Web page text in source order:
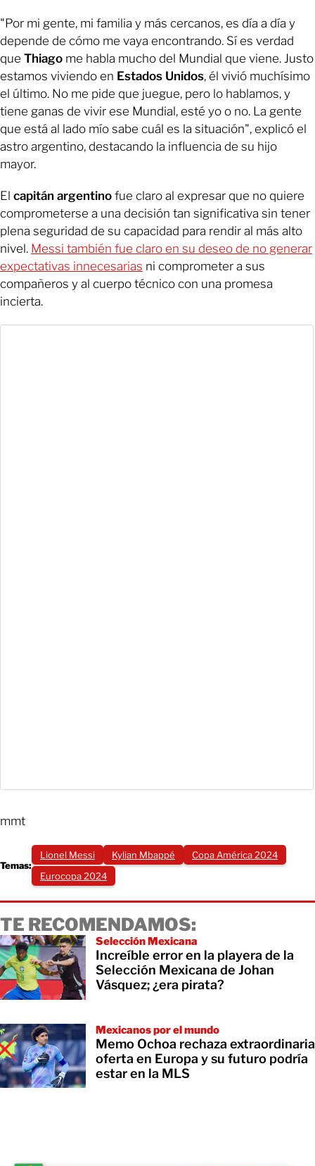
"Por mi gente, mi familia y más cercanos, es día a día y
depende de cómo me vaya encontrando. Sí es verdad
que Thiago me habla mucho del Mundial que viene. Justo
estamos viviendo en Estados Unidos, él vivió muchísimo
el último. No me pide que juegue, pero lo hablamos, y
tiene ganas de vivir ese Mundial, esté yo o no. La gente
que está al lado mío sabe cuál es la situación", explicó el
astro argentino, destacando la influencia de su hijo
mayor.
El capitán argentino fue claro al expresar que no quiere
comprometerse a una decisión tan significativa sin tener
plena seguridad de su capacidad para rendir al más alto
nivel. Messi también fue claro en su deseo de no generar
expectativas innecesarias ni comprometer a sus
compañeros y al cuerpo técnico con una promesa
incierta.
mmt
Temas:
Lionel Messi Kylian Mbappé
Copa América 2024
Eurocopa 2024
TE RECOMENDAMOS:
Selección Mexicana
Increíble error en la playera de la
Selección Mexicana de Johan
Vásquez; ¿era pirata?
Mexicanos por el mundo
Memo Ochoa rechaza extraordinaria
oferta en Europa y su futuro podría
estar en la MLS